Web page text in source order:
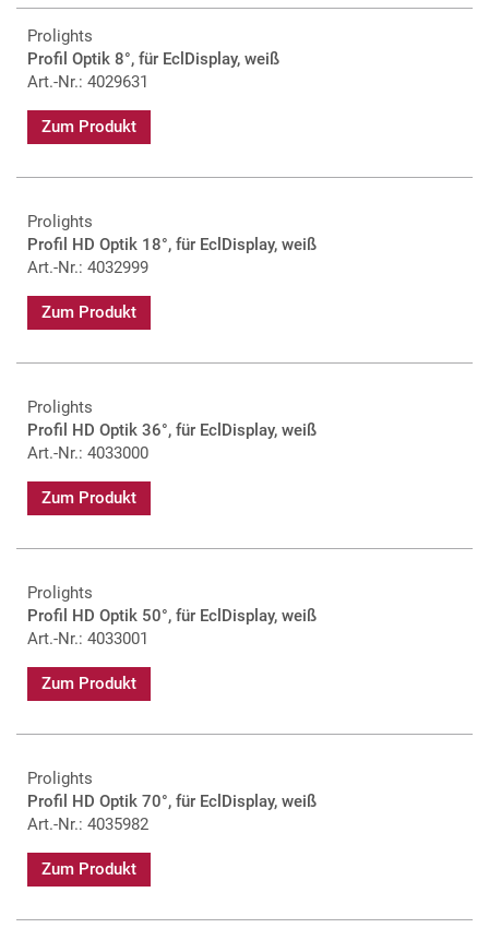
Prolights
Profil Optik 8°, für EclDisplay, weiß
Art.-Nr.: 4029631
Zum Produkt
Prolights
Profil HD Optik 18°, für EclDisplay, weiß
Art.-Nr.: 4032999
Zum Produkt
Prolights
Profil HD Optik 36°, für EclDisplay, weiß
Art.-Nr.: 4033000
Zum Produkt
Prolights
Profil HD Optik 50°, für EclDisplay, weiß
Art.-Nr.: 4033001
Zum Produkt
Prolights
Profil HD Optik 70°, für EclDisplay, weiß
Art.-Nr.: 4035982
Zum Produkt